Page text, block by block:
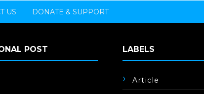
US DONATE & SUPPORT
POST LABELS
Article